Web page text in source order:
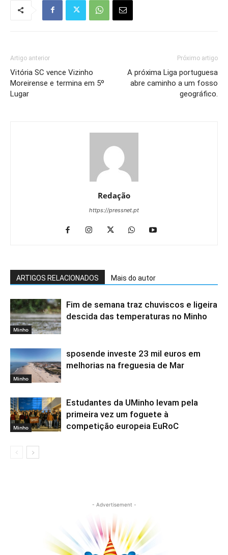
Artigo anterior
Vitória SC vence Vizinho
Moreirense e termina em 5º
Lugar
Próximo artigo
A próxima Liga portuguesa
abre caminho a um fosso
geográfico.
Redação
https://pressnet.pt
ARTIGOS RELACIONADOS Mais do autor
Minho
Fim de semana traz chuviscos e ligeira
descida das temperaturas no Minho
Minho
sposende investe 23 mil euros em
melhorias na freguesia de Mar
Minho
Estudantes da UMinho levam pela
primeira vez um foguete à
competição europeia EuRoC
- Advertisement -